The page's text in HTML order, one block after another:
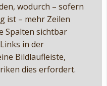
wodurch – sofern
ist – mehr Zeilen
Spalten sichtbar
in der
Bildlaufleiste,
dies erfordert.